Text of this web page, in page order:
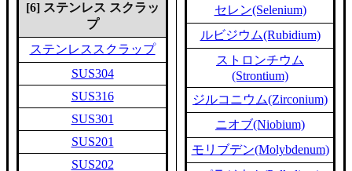
[6] ステンレス スクラッ
プ
ステンレススクラップ
SUS304
SUS316
SUS301
SUS201
SUS202
セレン(Selenium)
ルビジウム(Rubidium)
ストロンチウム
(Strontium)
ジルコニウム(Zirconium)
ニオブ(Niobium)
モリブデン(Molybdenum)